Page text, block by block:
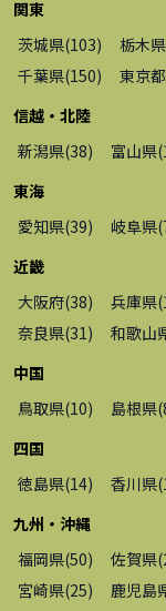
関東
茨城県(103) 栃木県
千葉県(150) 東京都
信越・北陸
新潟県(38) 富山県(
東海
愛知県(39) 岐阜県(
近畿
大阪府(38) 兵庫県(
奈良県(31 ) 和歌山
中国
鳥取県(10) 島根県(
四国
徳島県(14) 香川県(
九州・沖縄
福岡県(50) 佐賀県(
宮崎県(25) 鹿児島